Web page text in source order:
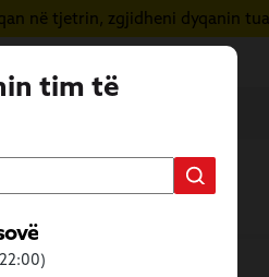
në tjetrin, zgjidheni dyqanin
tim të
edukative